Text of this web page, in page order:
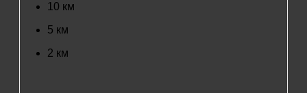
10 км
5 км
2 км